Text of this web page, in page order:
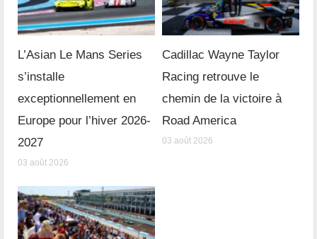
L’Asian Le Mans Series
s’installe
exceptionnellement en
Europe pour l’hiver 2026-
2027
03 août 2026
Cadillac Wayne Taylor
Racing retrouve le
chemin de la victoire à
Road America
03 août 2026